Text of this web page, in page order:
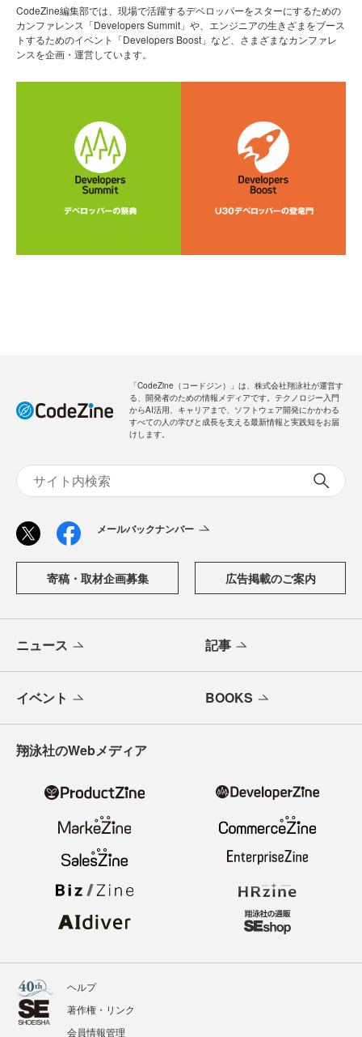
CodeZine編集部では、現場で活躍するデベロッパーをスターにするための
カンファレンス「Developers Summit」や、エンジニアの生きざまをブース
トするためのイベント「Developers Boost」など、さまざまなカンファレ
ンスを企画・運営しています。
「CodeZine（コードジン）」は、株式会社翔泳社が運営す
る、開発者のための情報メディアです。テクノロジー入門
からAI活用、キャリアまで、ソフトウェア開発にかかわる
すべての人の学びと成長を支える最新情報と実践知をお届
けします。
メールバックナンバー
寄稿・取材企画募集 広告掲載のご案内
ニュース 記事
イベント BOOKS
翔泳社のWebメディア
ヘルプ
著作権・リンク
会員情報管理